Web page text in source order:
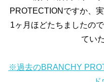
PROTECTIONですか、
1ヶ月ほどたちましたの
てい
※過去のBRANCHY